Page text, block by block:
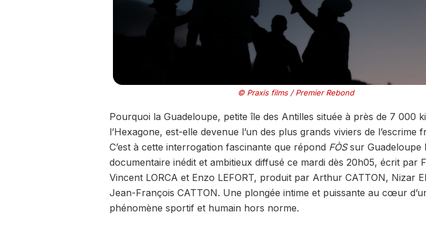
© Praxis films / Premier Rebond
Pourquoi la Guadeloupe, petite île des Antilles située à près de 7 000
l’Hexagone, est-elle devenue l’un des plus grands viviers de l’escrime
C’est à cette interrogation fascinante que répond FÒSsur Guadeloupe
documentaire inédit et ambitieux diffusé ce mardi dès 20h05, écrit par
Vincent LORCA et Enzo LEFORT, produit par Arthur CATTON, Nizar
Jean-François CATTON. Une plongée intime et puissante au cœur
phénomène sportif et humain hors norme.